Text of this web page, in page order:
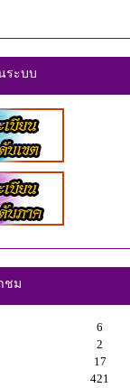
ระบบ
ชม
6
2
17
421